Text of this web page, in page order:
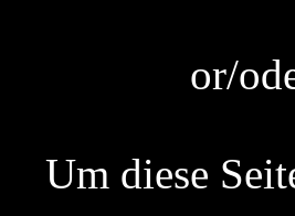
or/
Um diese